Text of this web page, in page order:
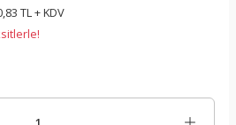
TL + KDV